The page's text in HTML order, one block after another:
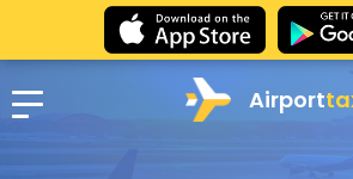
Airport